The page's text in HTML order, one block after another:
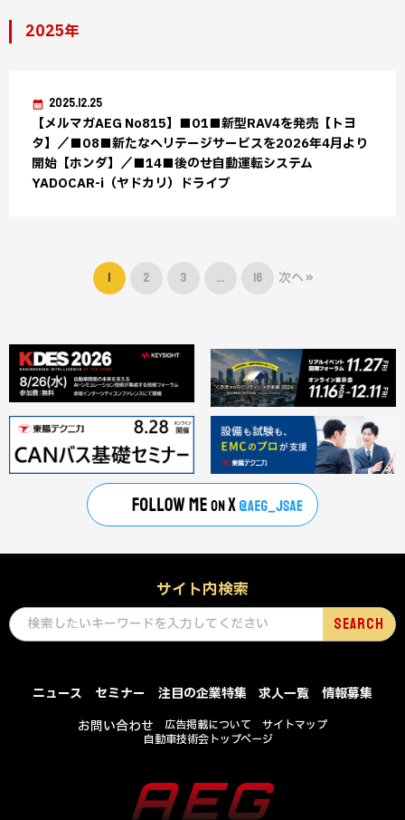
2025年
2025.12.25
【メルマガAEG No815】■01■新型RAV4を発売【トヨ
タ】／■08■新たなヘリテージサービスを2026年4月より
開始【ホンダ】／■14■後のせ自動運転システム
YADOCAR-i（ヤドカリ）ドライブ
1 2 3 … 16 次へ »
サイト内検索
ニュース セミナー 注目の企業特集 求人一覧
情報募集
お問い合わせ
広告掲載について
サイトマップ
自動車技術会トップページ